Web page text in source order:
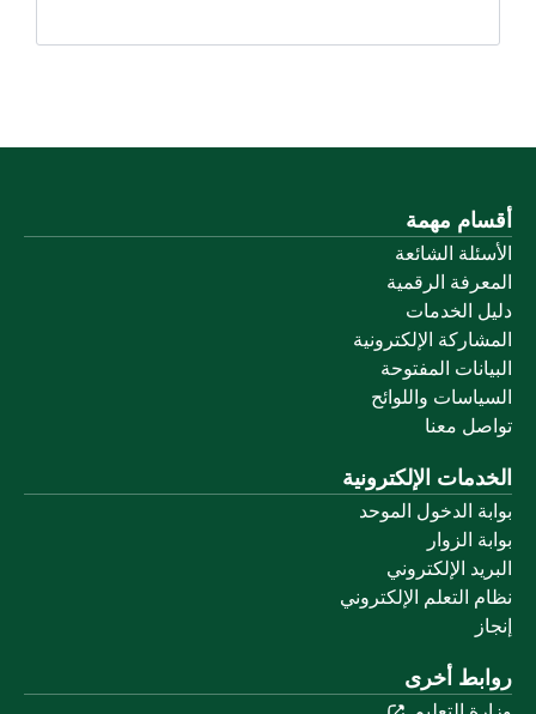
مهمة
الشائعة
الرقمية
الخدمات
الإلكترونية
المفتوحة
واللوائح
معنا
الإلكترونية
الدخول الموحد
الزوار
الإلكتروني
التعلم الإلكتروني
أخرى